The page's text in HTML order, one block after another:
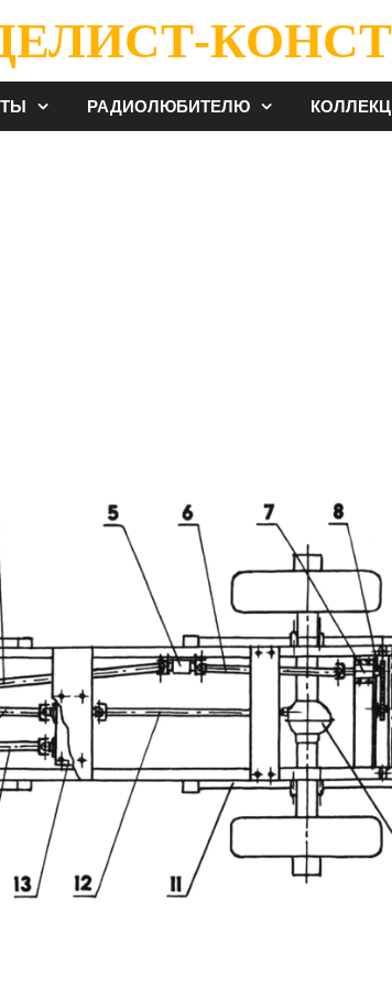
РАДИОЛЮБИТЕЛЮ